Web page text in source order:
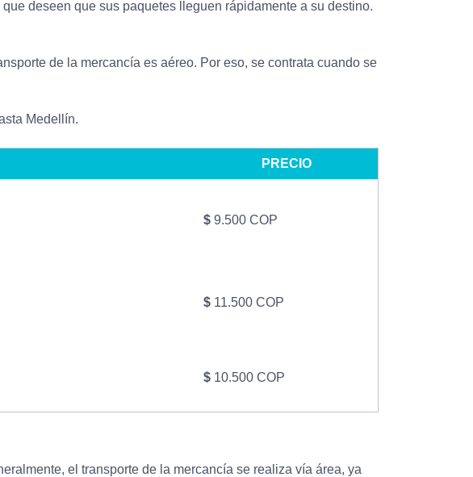
deseen que sus paquetes lleguen rápidamente a su destino.
de la mercancía es aéreo. Por eso, se contrata cuando se
Medellín.
PRECIO
$ 9.500 COP
$ 11.500 COP
$ 10.500 COP
el transporte de la mercancía se realiza vía área, ya